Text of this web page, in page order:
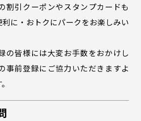
割引クーポンやスタンプカードも
に・おトクにパークをお楽しみい
の皆様には大変お手数をおかけし
事前登録にご協力いただきますよ